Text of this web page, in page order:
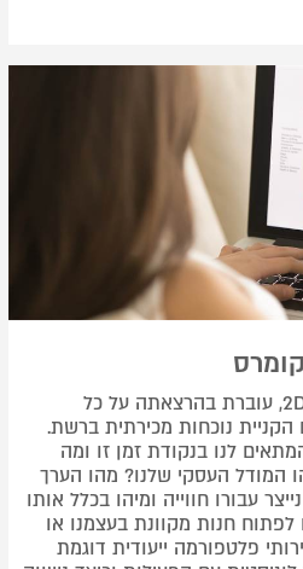
, בעלת חברת !2DO, עוברת בהרצאתה על כל
נוכחות מכירתית ברשת.
לנו בנקודת זמן זו ומה
המודל העסקי שלנו? מהו הערך
עבורו חווייה ומיהו בכלל אותו
חנות מקוונת בעצמנו או
פלטפורמה ייעודית דוגמת